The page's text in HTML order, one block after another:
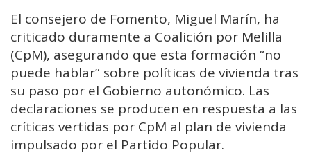
El consejero de Fomento, Miguel Marín, ha
criticado duramente a Coalición por Melilla
(CpM), asegurando que esta formación “no
puede hablar” sobre políticas de vivienda tras
su paso por el Gobierno autonómico. Las
declaraciones se producen en respuesta a las
críticas vertidas por CpM al plan de vivienda
impulsado por el Partido Popular.